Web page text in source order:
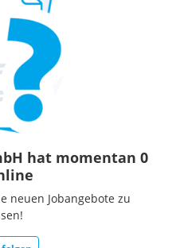
hat momentan 0
neuen Jobangebote zu